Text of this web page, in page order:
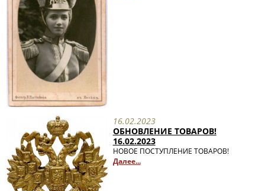
16.02.2023
ОБНОВЛЕНИЕ ТОВАРОВ!
16.02.2023
НОВОЕ ПОСТУПЛЕНИЕ ТОВАРОВ!
Далее...